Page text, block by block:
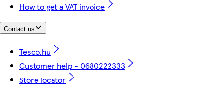
How to get a VAT invoice
Contact us
Tesco.hu
Customer help - 0680222333
Store locator